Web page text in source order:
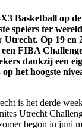
Basketball op
spelers ter
Op 19 en
FIBA
dankzij een
het hoogste
is het derde
Utrecht
begon in juni